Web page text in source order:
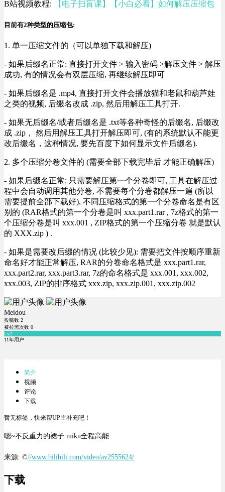
B站视频教程: 【电子扫盲课】【小白必看】如何解压压缩包
目前有2种类型的压缩包:
1. 单一压缩文件的（可以单独下载和解压)
- 如果后缀名正常: 直接打开文件 > 输入密码 >解压文件 > 解压
成功, 有的情况会有双层压缩, 再继续解压即可
- 如果后缀名是 .mp4, 直接打开文件会播放猫和老鼠和葫芦娃
之类的视频, 后缀名改成 .zip, 然后用解压工具打开.
- 如果无后缀名/或者后缀名是 .txt等各种奇怪的后缀名, 后缀改
成 .zip， 然后用解压工具打开解压即可, (有的系统默认不能更
改后缀名，这种情况, 要先百度下如何显示文件后缀名).
2. 多个压缩分卷文件的 (需要全部下载完毕后 才能正确解压)
- 如果后缀名正常: 只需要解压第一个分卷即可, 工具在解压过
程中会自动调用其他分卷, 不需要每个分卷都解压一遍 (所以
需要提前全部下载好), 不同压缩格式的第一个分卷命名是有区
别的 (RAR格式的第一个分卷是叫 xxx.part1.rar , 7z格式的第一
个压缩分卷是叫 xxx.001 , ZIP格式的第一个压缩分卷 就是默认
的 XXX.zip ) .
- 如果是需要改后缀的情况 (比较少见): 需要把文件按顺序重新
命名好才能正常解压, RAR的分卷命名格式是 xxx.part1.rar,
xxx.part2.rar, xxx.part3.rar, 7z的命名格式是 xxx.001, xxx.002,
xxx.003, ZIP的排序格式 xxx.zip, xxx.zip.001, xxx.zip.002
Meidou
投稿数 2
被拉黑次数 0
Lv2
11年用户
简介
视频
评论
下载
暂无标签，快来帮UP主补充吧！
嗯~不反重力的裙子 miku全程高能
来源: ©//www.bilibili.com/video/av2555624/
下载